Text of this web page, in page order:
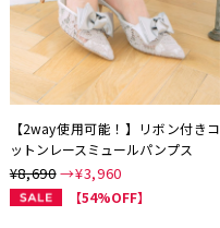
【2way使用可能！】リボン付きコ
ットンレースミュールパンプス
¥8,690→¥3,960
【54%OFF】